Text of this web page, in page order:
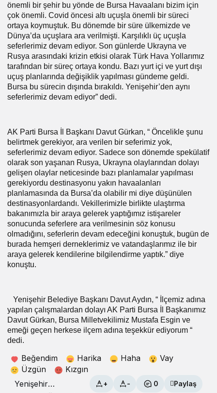
önemli bir şehir bu yönde de Bursa Havaalanı bizim için
çok önemli. Covid öncesi altı uçuşla önemli bir süreci
ortaya koymuştuk. Bu dönemde bir süre ülkemizde ve
Dünya’da uçuşlara ara verilmişti. Karşılıklı üç uçuşla
seferlerimiz devam ediyor. Son günlerde Ukrayna ve
Rusya arasındaki krizin etkisi olarak Türk Hava Yollarımız
tarafından bir süreç ortaya kondu. Bazı yurt içi ve yurt dışı
uçuş planlarında değişiklik yapılması gündeme geldi.
Bursa bu sürecin dışında bırakıldı. Yenişehir’den aynı
seferlerimiz devam ediyor” dedi.
AK Parti Bursa İl Başkanı Davut Gürkan, “ Öncelikle şunu
belirtmek gerekiyor, ara verilen bir seferimiz yok,
seferlerimiz devam ediyor. Sadece son dönemde spekülatif
olarak son yaşanan Rusya, Ukrayna olaylarından dolayı
gelişen olaylar neticesinde bazı planlamalar yapılması
gerekiyordu destinasyonu yakın havaalanları
planlamasında da Bursa’da olabilir mi diye düşünülen
destinasyonlardandı. Vekillerimizle birlikte ulaştırma
bakanımızla bir araya gelerek yaptığımız istişareler
sonucunda seferlere ara verilmesinin söz konusu
olmadığını, seferlerin devam edeceğini konuştuk, bugün de
burada hemşeri derneklerimiz ve vatandaşlarımız ile bir
araya gelerek kendilerine bilgilendirme yaptık.” diye
konuştu.
Yenişehir Belediye Başkanı Davut Aydın, “ İlçemiz adına
yapılan çalışmalardan dolayı AK Parti Bursa İl Başkanımız
Davut Gürkan, Bursa Milletvekilimiz Mustafa Esgin ve
emeği geçen herkese ilçem adına teşekkür ediyorum “
dedi.
Beğendim Harika Haha
Vay
Üzgün
Kızgın
Yenişehir
+ - 0 Paylaş